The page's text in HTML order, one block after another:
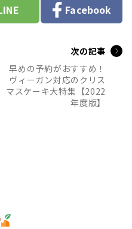
Facebook
次の記事
早めの予約がおすすめ！
ヴィーガン対応のクリス
マスケーキ大特集【2022
年度版】